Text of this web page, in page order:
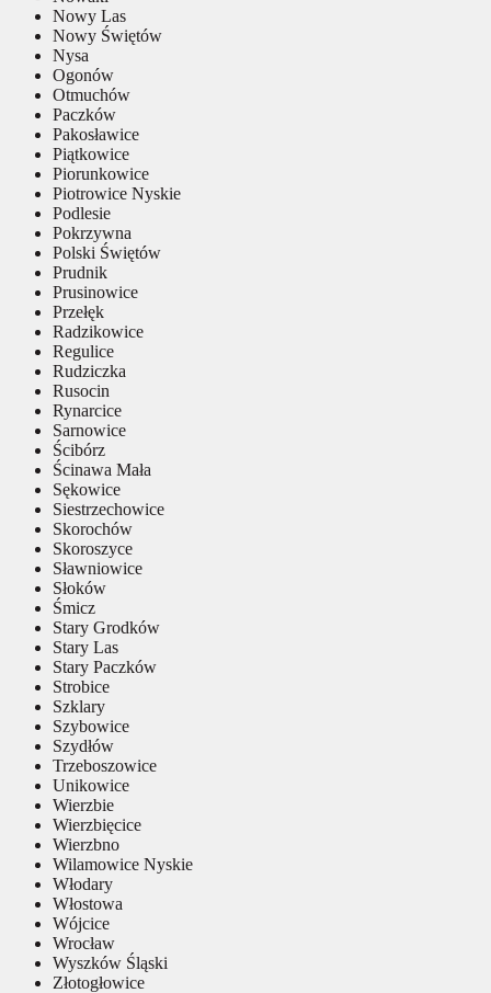
Nowy Las
Nowy Świętów
Nysa
Ogonów
Otmuchów
Paczków
Pakosławice
Piątkowice
Piorunkowice
Piotrowice Nyskie
Podlesie
Pokrzywna
Polski Świętów
Prudnik
Prusinowice
Przełęk
Radzikowice
Regulice
Rudziczka
Rusocin
Rynarcice
Sarnowice
Ścibórz
Ścinawa Mała
Sękowice
Siestrzechowice
Skorochów
Skoroszyce
Sławniowice
Słoków
Śmicz
Stary Grodków
Stary Las
Stary Paczków
Strobice
Szklary
Szybowice
Szydłów
Trzeboszowice
Unikowice
Wierzbie
Wierzbięcice
Wierzbno
Wilamowice Nyskie
Włodary
Włostowa
Wójcice
Wrocław
Wyszków Śląski
Złotogłowice